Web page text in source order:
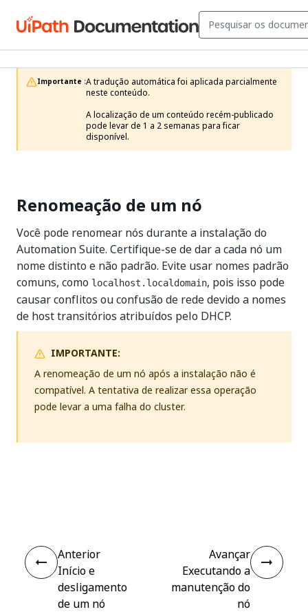
Importante :A tradução automática foi aplicada parcialmente
neste conteúdo.
A localização de um conteúdo recém-publicado
pode levar de 1 a 2 semanas para ficar
disponível.
Renomeação de um nó
Você pode renomear nós durante a instalação do
Automation Suite. Certifique-se de dar a cada nó um
nome distinto e não padrão. Evite usar nomes padrão
comuns, como localhost.localdomain, pois isso pode
causar conflitos ou confusão de rede devido a nomes
de host transitórios atribuídos pelo DHCP.
IMPORTANTE:
A renomeação de um nó após a instalação não é
compatível. A tentativa de realizar essa operação
pode levar a uma falha do cluster.
Anterior
Início e
desligamento
de um nó
Avançar
Executando a
manutenção do
nó